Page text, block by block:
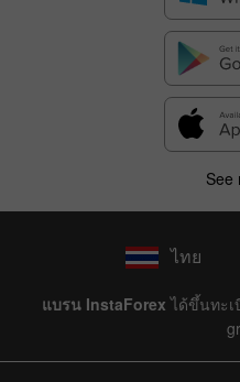
See
ไทย
แบรน InstaForex ได้ขึ้นทะเ